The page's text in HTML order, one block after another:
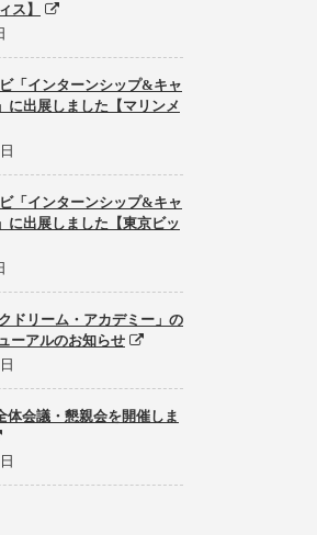
ス】
ビ「インターンシップ&キャ
に出展しました【マリンメ
ビ「インターンシップ&キャ
に出展しました【東京ビッ
ドリーム・アカデミー」の
ーアルのお知らせ
体会議・懇親会を開催しま